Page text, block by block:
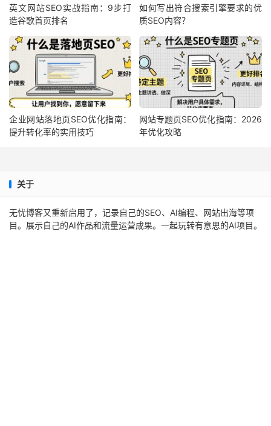
英文网站SEO实战指南：9步打
造谷歌首页排名
如何写出符合搜索引擎要求的优
质SEO内容？
企业网站落地页SEO优化指南：
提升转化率的实用技巧
网站专题页SEO优化指南：2026
年优化攻略
关于
无忧博客又重新启用了，记录自己的SEO、AI编程、网站出海等项
目。展示自己的AI作品和流量运营成果。一起玩转有意思的AI项目。